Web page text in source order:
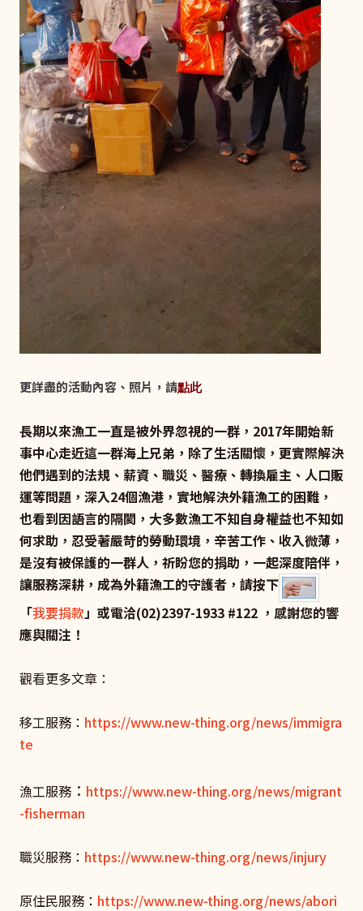
更詳盡的活動內容、照片，請點此
長期以來漁工一直是被外界忽視的一群，2017年開始新
事中心走近這一群海上兄弟，除了生活關懷，更實際解決
他們遇到的法規、薪資、職災、醫療、轉換雇主、人口販
運等問題，深入24個漁港，實地解決外籍漁工的困難，
也看到因語言的隔閡，大多數漁工不知自身權益也不知如
何求助，忍受著嚴苛的勞動環境，辛苦工作、收入微薄，
是沒有被保護的一群人，祈盼您的捐助，一起深度陪伴，
讓服務深耕，成為外籍漁工的守護者，請按下
「我要捐款」或電洽(02)2397-1933 #122 ，感謝您的響
應與關注！
觀看更多文章：
移工服務： https://www.new-thing.org/news/immigra
te
漁工服務 ： https://www.new-thing.org/news/migrant
-fisherman
職災服務： https://www.new-thing.org/news/injury
原住民服務： https://www.new-thing.org/news/abori